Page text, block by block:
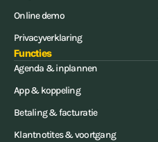
Online demo
Privacyverklaring
Functies
Agenda & inplannen
App & koppeling
Betaling & facturatie
Klantnotites & voortgang